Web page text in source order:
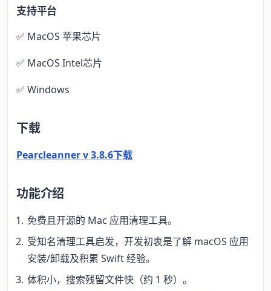
支持平台
✅ MacOS 苹果芯片
✅ MacOS Intel芯片
✅ Windows
下载
Pearcleanner v 3.8.6下载
功能介绍
免费且开源的 Mac 应用清理工具。
受知名清理工具启发，开发初衷是了解 macOS 应用
安装/卸载及积累 Swift 经验。
体积小，搜索残留文件快（约 1 秒）。